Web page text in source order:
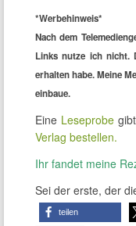
*Werbehinweis*
Nach dem
Links nutze ich nicht.
erhalten habe. Meine
einbaue.
Eine Leseprobe
Verlag bestellen.
Ihr fandet meine
Sei der erste, der
teilen